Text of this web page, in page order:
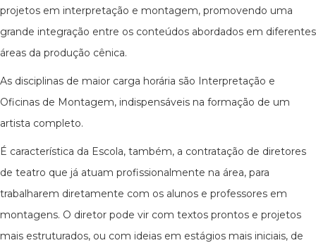
projetos em interpretação e montagem, promovendo uma
grande integração entre os conteúdos abordados em diferentes
áreas da produção cênica.
As disciplinas de maior carga horária são Interpretação e
Oficinas de Montagem, indispensáveis na formação de um
artista completo.
É característica da Escola, também, a contratação de diretores
de teatro que já atuam profissionalmente na área, para
trabalharem diretamente com os alunos e professores em
montagens. O diretor pode vir com textos prontos e projetos
mais estruturados, ou com ideias em estágios mais iniciais, de